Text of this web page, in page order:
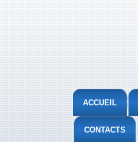
ACCUEIL
CONTACTS